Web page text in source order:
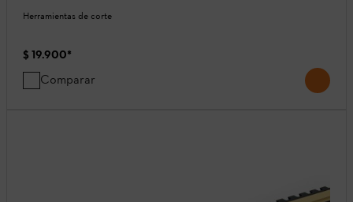
Herramientas de corte
$ 19.900*
Comparar